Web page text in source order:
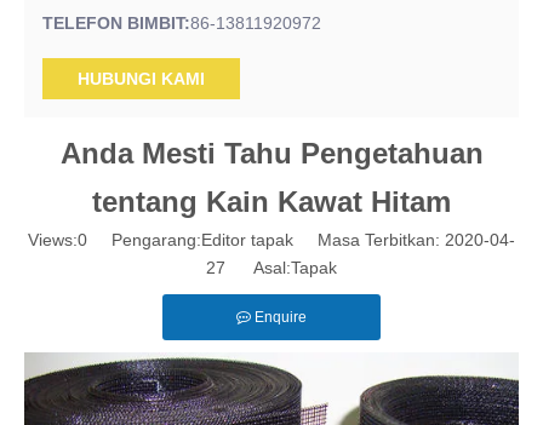
TELEFON BIMBIT:86-13811920972
HUBUNGI KAMI
Anda Mesti Tahu Pengetahuan
tentang Kain Kawat Hitam
Views:0 Pengarang:Editor tapak Masa Terbitkan: 2020-04-
27 Asal:Tapak
Enquire